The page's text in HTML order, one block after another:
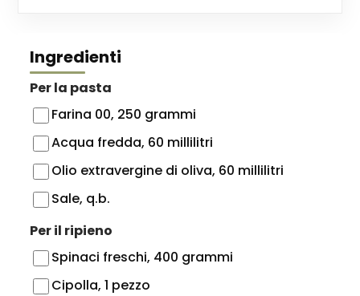
Ingredienti
Per la pasta
Farina 00, 250 grammi
Acqua fredda, 60 millilitri
Olio extravergine di oliva, 60 millilitri
Sale, q.b.
Per il ripieno
Spinaci freschi, 400 grammi
Cipolla, 1 pezzo